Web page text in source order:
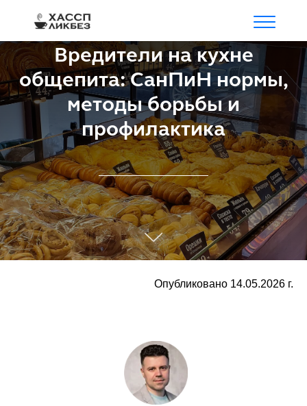
Вредители на кухне
общепита: СанПиН нормы,
методы борьбы и
профилактика
Опубликовано 14.05.2026 г.